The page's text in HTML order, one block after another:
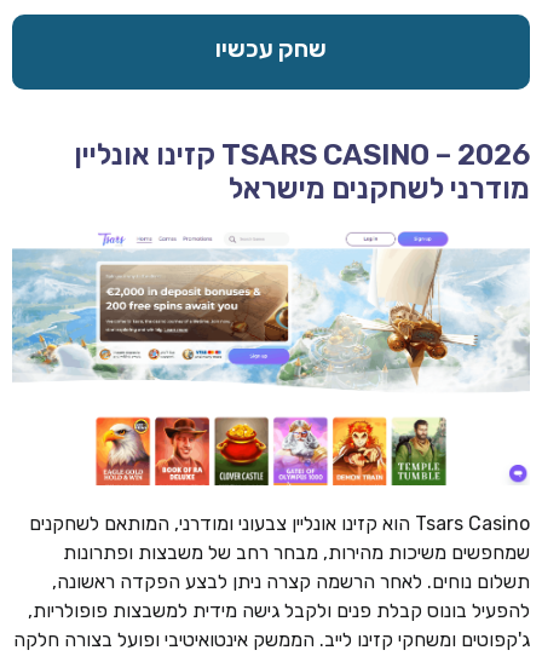
שחק עכשיו
TSARS CASINO – 2026 קזינו אונליין
מודרני לשחקנים מישראל
Tsars Casino הוא קזינו אונליין צבעוני ומודרני, המותאם לשחקנים
שמחפשים משיכות מהירות, מבחר רחב של משבצות ופתרונות
תשלום נוחים. לאחר הרשמה קצרה ניתן לבצע הפקדה ראשונה,
להפעיל בונוס קבלת פנים ולקבל גישה מידית למשבצות פופולריות,
ג'קפוטים ומשחקי קזינו לייב. הממשק אינטואיטיבי ופועל בצורה חלקה